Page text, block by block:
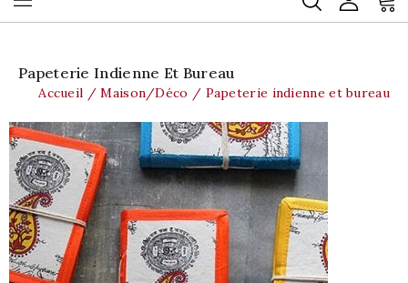
Papeterie Indienne Et Bureau
Accueil Maison/Déco Papeterie indienne et bureau